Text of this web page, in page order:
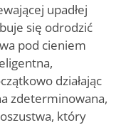
upadłej
się odrodzić
pod cieniem
działając
zdeterminowana,
który